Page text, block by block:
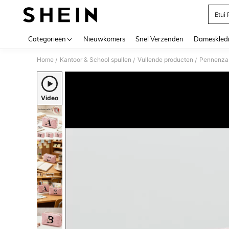
Etui
Categorieën Nieuwkomers Snel Verzenden
Home / Kantoor & School spullen / Vullende producten /
Video